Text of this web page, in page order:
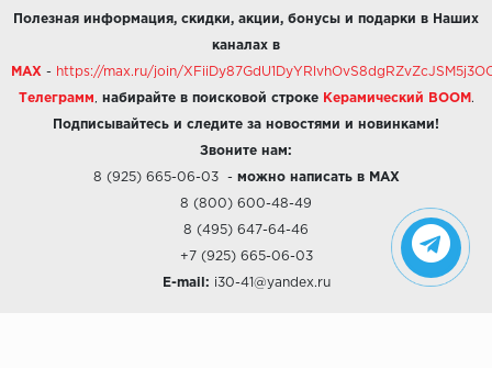
Полезная информация, скидки, акции, бонусы и подарки в Наших
каналах в
MAX - https://max.ru/join/
Телеграмм набирайте в поисковой строке Керамический BOOM .
Подписывайтесь и следите за новостями и новинками!
Звоните нам:
8 (925) 665-06-03- можно написать в MAX
8 (800) 600-48-49
8 (495) 647-64-46
+7 (925) 665-06-03
E-mail: i30-41@yandex.ru